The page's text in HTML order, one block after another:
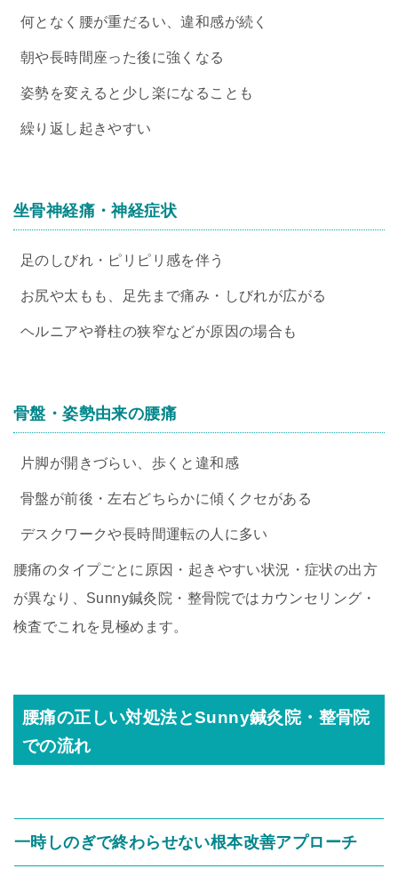
何となく腰が重だるい、違和感が続く
朝や長時間座った後に強くなる
姿勢を変えると少し楽になることも
繰り返し起きやすい
坐骨神経痛・神経症状
足のしびれ・ピリピリ感を伴う
お尻や太もも、足先まで痛み・しびれが広がる
ヘルニアや脊柱の狭窄などが原因の場合も
骨盤・姿勢由来の腰痛
片脚が開きづらい、歩くと違和感
骨盤が前後・左右どちらかに傾くクセがある
デスクワークや長時間運転の人に多い
腰痛のタイプごとに原因・起きやすい状況・症状の出方
が異なり、Sunny鍼灸院・整骨院ではカウンセリング・
検査でこれを見極めます。
腰痛の正しい対処法とSunny鍼灸院・整骨院
での流れ
一時しのぎで終わらせない根本改善アプローチ